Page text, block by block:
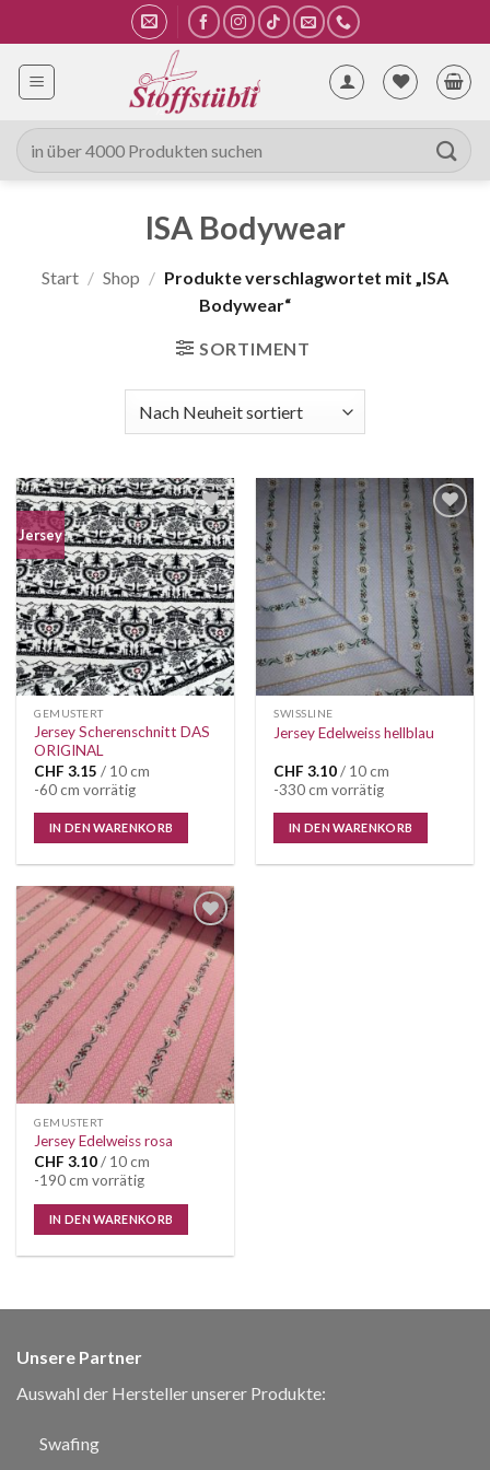
Inhalt
springen
Suche
nach:
ISA Bodywear
Start / Shop / Produkte verschlagwortet mit „ISA
Bodywear“
SORTIMENT
Jersey
Auf die
Wunschliste
GEMUSTERT
Jersey Scherenschnitt DAS
ORIGINAL
CHF 3.15 / 10 cm
-60 cm vorrätig
IN DEN WARENKORB
Auf die
Wunschliste
SWISSLINE
Jersey Edelweiss hellblau
CHF 3.10/ 10 cm
-330 cm vorrätig
IN DEN WARENKORB
Auf die
Wunschliste
GEMUSTERT
Jersey Edelweiss rosa
CHF 3.10/ 10 cm
-190 cm vorrätig
IN DEN WARENKORB
Unsere Partner
Auswahl der Hersteller unserer Produkte:
Swafing